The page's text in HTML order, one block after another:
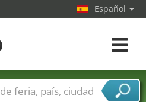
Español
toggle